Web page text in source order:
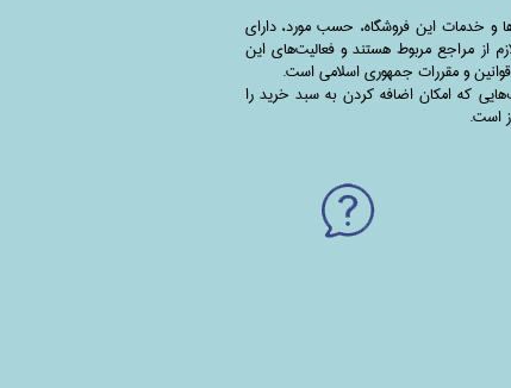
و خدمات این فروشگاه، حسب مورد،‌ دارای
از مراجع مربوط هستند ‌و‌‌ فعالیت‌های این
و مقررات جمهوری اسلامی است.
که امکان اضافه کردن به سبد خرید را
است.